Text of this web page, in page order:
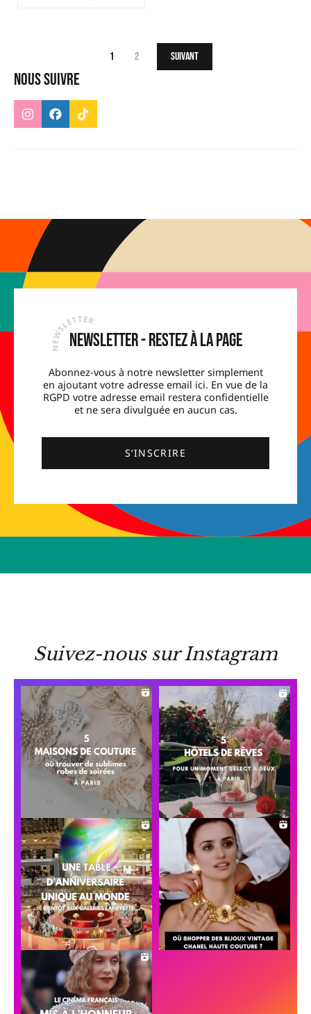
Nous suivre
1 2 Suivant
Newsletter - Restez à la page
Abonnez-vous à notre newsletter simplement
en ajoutant votre adresse email ici. En vue de la
RGPD votre adresse email restera confidentielle
et ne sera divulguée en aucun cas.
S’INSCRIRE
Suivez-nous sur Instagram